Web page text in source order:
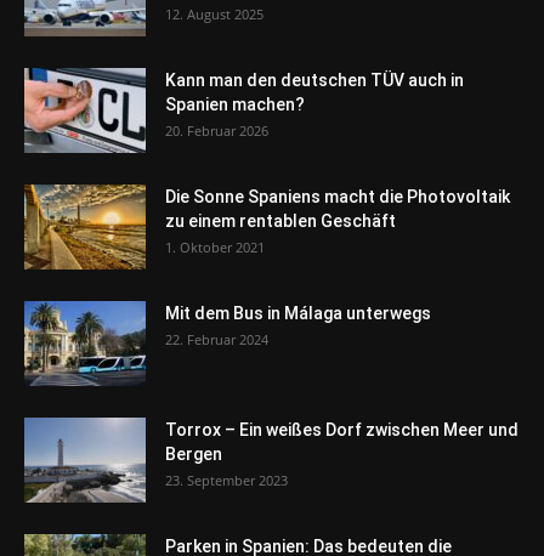
12. August 2025
Kann man den deutschen TÜV auch in
Spanien machen?
20. Februar 2026
Die Sonne Spaniens macht die Photovoltaik
zu einem rentablen Geschäft
1. Oktober 2021
Mit dem Bus in Málaga unterwegs
22. Februar 2024
Torrox – Ein weißes Dorf zwischen Meer und
Bergen
23. September 2023
Parken in Spanien: Das bedeuten die